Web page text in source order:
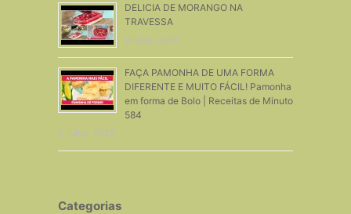
DELICIA DE MORANGO NA
TRAVESSA
9 Maio, 2018
FAÇA PAMONHA DE UMA FORMA
DIFERENTE E MUITO FÁCIL! Pamonha
em forma de Bolo | Receitas de Minuto
584
2 Julho, 2020
Categorias